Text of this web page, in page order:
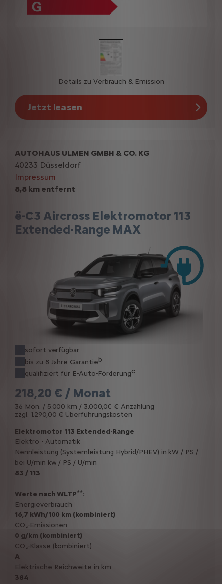
Details zu Verbrauch & Emission
Jetzt leasen
8,8 km entfernt
ë-C3 Aircross Elektromotor 113
Extended-Range MAX
sofort verfügbar
bis zu 8 Jahre Garantieb
qualifiziert für E-Auto-Förderungc
218,20 € / Monat
36 Mon. / 5.000 km / 3.000,00 € Anzahlung
zzgl. 1.290,00 € Überführungskosten
AUTOHAUS ULMEN GMBH & CO. KG
40233 Düsseldorf
Impressum
Elektromotor 113 Extended-Range
Elektro - Automatik
Nennleistung (Systemleistung Hybrid/PHEV) in kW / PS /
bei U/min kw / PS / U/min
83 / 113
Werte nach WLTP**:
Energieverbrauch
16,7 kWh/100 km (kombiniert)
CO₂-Emissionen
0 g/km (kombiniert)
CO₂-Klasse (kombiniert)
A
Elektrische Reichweite in km
384